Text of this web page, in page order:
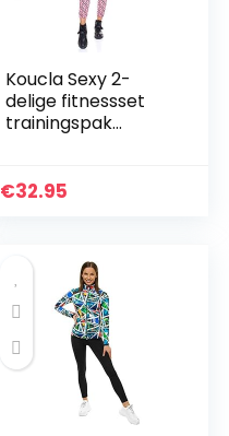
Koucla Sexy 2-
delige fitnessset
trainingspak
€32.95